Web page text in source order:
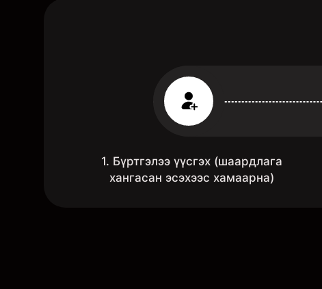
1. Бүртгэлээ үүсгэх (шаардлага
хангасан эсэхээс хамаарна)